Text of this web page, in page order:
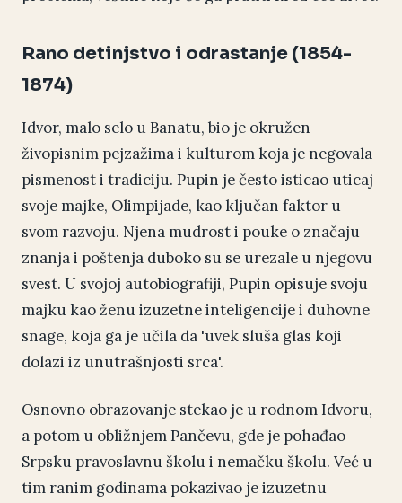
Rano detinjstvo i odrastanje (1854-
1874)
Idvor, malo selo u Banatu, bio je okružen
živopisnim pejzažima i kulturom koja je negovala
pismenost i tradiciju. Pupin je često isticao uticaj
svoje majke, Olimpijade, kao ključan faktor u
svom razvoju. Njena mudrost i pouke o značaju
znanja i poštenja duboko su se urezale u njegovu
svest. U svojoj autobiografiji, Pupin opisuje svoju
majku kao ženu izuzetne inteligencije i duhovne
snage, koja ga je učila da 'uvek sluša glas koji
dolazi iz unutrašnjosti srca'.
Osnovno obrazovanje stekao je u rodnom Idvoru,
a potom u obližnjem Pančevu, gde je pohađao
Srpsku pravoslavnu školu i nemačku školu. Već u
tim ranim godinama pokazivao je izuzetnu